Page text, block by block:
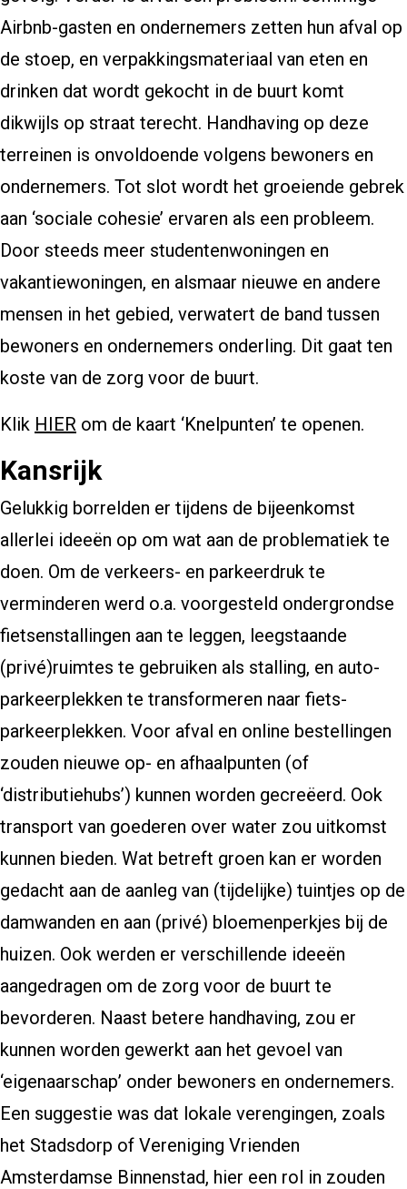
Airbnb-gasten en ondernemers zetten hun afval op
de stoep, en verpakkingsmateriaal van eten en
drinken dat wordt gekocht in de buurt komt
dikwijls op straat terecht. Handhaving op deze
terreinen is onvoldoende volgens bewoners en
ondernemers. Tot slot wordt het groeiende gebrek
aan ‘sociale cohesie’ ervaren als een probleem.
Door steeds meer studentenwoningen en
vakantiewoningen, en alsmaar nieuwe en andere
mensen in het gebied, verwatert de band tussen
bewoners en ondernemers onderling. Dit gaat ten
koste van de zorg voor de buurt.
Klik HIER om de kaart ‘Knelpunten’ te openen.
Kansrijk
Gelukkig borrelden er tijdens de bijeenkomst
allerlei ideeën op om wat aan de problematiek te
doen. Om de verkeers- en parkeerdruk te
verminderen werd o.a. voorgesteld ondergrondse
fietsenstallingen aan te leggen, leegstaande
(privé)ruimtes te gebruiken als stalling, en auto-
parkeerplekken te transformeren naar fiets-
parkeerplekken. Voor afval en online bestellingen
zouden nieuwe op- en afhaalpunten (of
‘distributiehubs’) kunnen worden gecreëerd. Ook
transport van goederen over water zou uitkomst
kunnen bieden. Wat betreft groen kan er worden
gedacht aan de aanleg van (tijdelijke) tuintjes op de
damwanden en aan (privé) bloemenperkjes bij de
huizen. Ook werden er verschillende ideeën
aangedragen om de zorg voor de buurt te
bevorderen. Naast betere handhaving, zou er
kunnen worden gewerkt aan het gevoel van
‘eigenaarschap’ onder bewoners en ondernemers.
Een suggestie was dat lokale verengingen, zoals
het Stadsdorp of Vereniging Vrienden
Amsterdamse Binnenstad, hier een rol in zouden